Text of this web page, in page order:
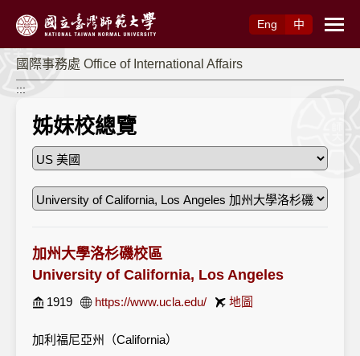
Eng
中
國際事務處 Office of International Affairs
:::
姊妹校總覽
加州大學洛杉磯校區
University of California, Los Angeles
1919 https://www.ucla.edu/ 地圖
加利福尼亞州（California）